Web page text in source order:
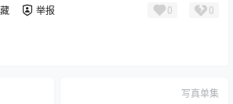
举报 0 0
写真单集